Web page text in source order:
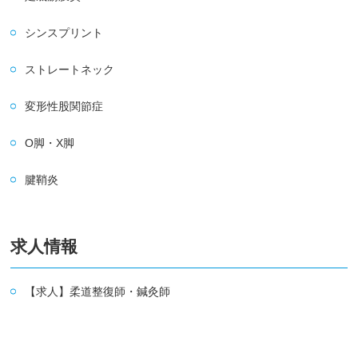
シンスプリント
ストレートネック
変形性股関節症
O脚・X脚
腱鞘炎
求人情報
【求人】柔道整復師・鍼灸師